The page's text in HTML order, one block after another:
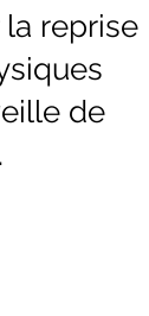
reprise
de